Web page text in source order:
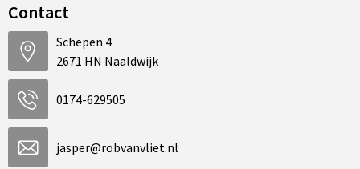
Contact
Schepen 4
2671 HN Naaldwijk
0174-629505
jasper@robvanvliet.nl